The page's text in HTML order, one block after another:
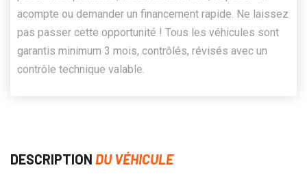
acompte ou demander un financement rapide. Ne laissez
pas passer cette opportunité ! Tous les véhicules sont
garantis minimum 3 mois, contrôlés, révisés avec un
contrôle technique valable.
DESCRIPTION DU VÉHICULE